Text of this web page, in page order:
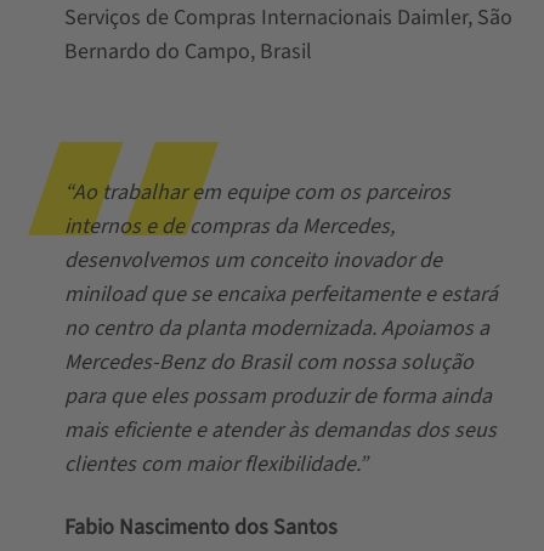
Serviços de Compras Internacionais Daimler, São
Bernardo do Campo, Brasil
“Ao trabalhar em equipe com os parceiros
internos e de compras da Mercedes,
desenvolvemos um conceito inovador de
miniload que se encaixa perfeitamente e estará
no centro da planta modernizada. Apoiamos a
Mercedes-Benz do Brasil com nossa solução
para que eles possam produzir de forma ainda
mais eficiente e atender às demandas dos seus
clientes com maior flexibilidade.”
Fabio Nascimento dos Santos